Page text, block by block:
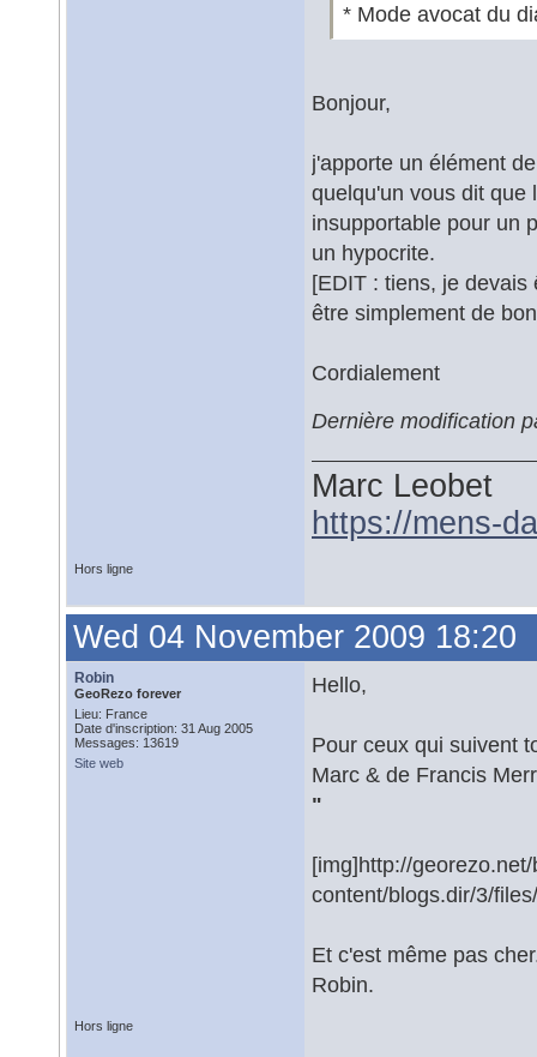
* Mode avocat du
Bonjour,
j'apporte un élément
quelqu'un vous dit que
insupportable pour un
un hypocrite.
[EDIT : tiens, je
être simplement de
Cordialement
Dernière modification
Marc Leobet
https://mens-
Hors ligne
Wed 04 November 2009 18:20
Robin
GeoRezo forever
Lieu: France
Date d'inscription: 31 Aug 2005
Messages: 13619
Site web
Hello,
Pour ceux qui suivent
Marc & de Francis
"
[img]http://
content/blogs.dir/3/
Et c'est même pas
Robin.
Hors ligne